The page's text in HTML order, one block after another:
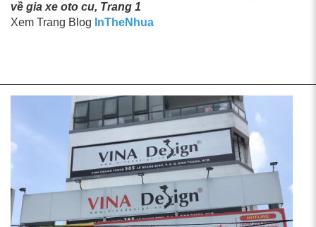
về gia xe oto cu, Trang 1
Xem Trang Blog InTheNhua